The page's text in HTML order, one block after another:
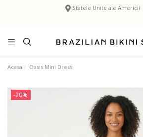
Statele Unite ale Americii
Acasa Oasis Mini Dress
-20%